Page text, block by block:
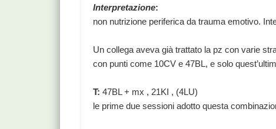
Interpretazione:
non nutrizione periferica da trauma emotivo.
Un collega aveva già trattato la pz con varie
con punti come 10CV e 47BL, e solo
T: 47BL + mx , 21KI , (4LU)
le prime due sessioni adotto questa